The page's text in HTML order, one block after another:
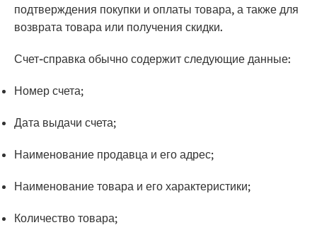
подтверждения покупки и оплаты товара, а также для
возврата товара или получения скидки.
Счет-справка обычно содержит следующие данные:
Номер счета;
Дата выдачи счета;
Наименование продавца и его адрес;
Наименование товара и его характеристики;
Количество товара;